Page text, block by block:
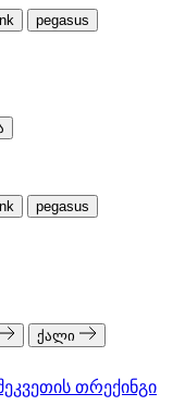
pegasus
pegasus
ქალი
თრექინგი